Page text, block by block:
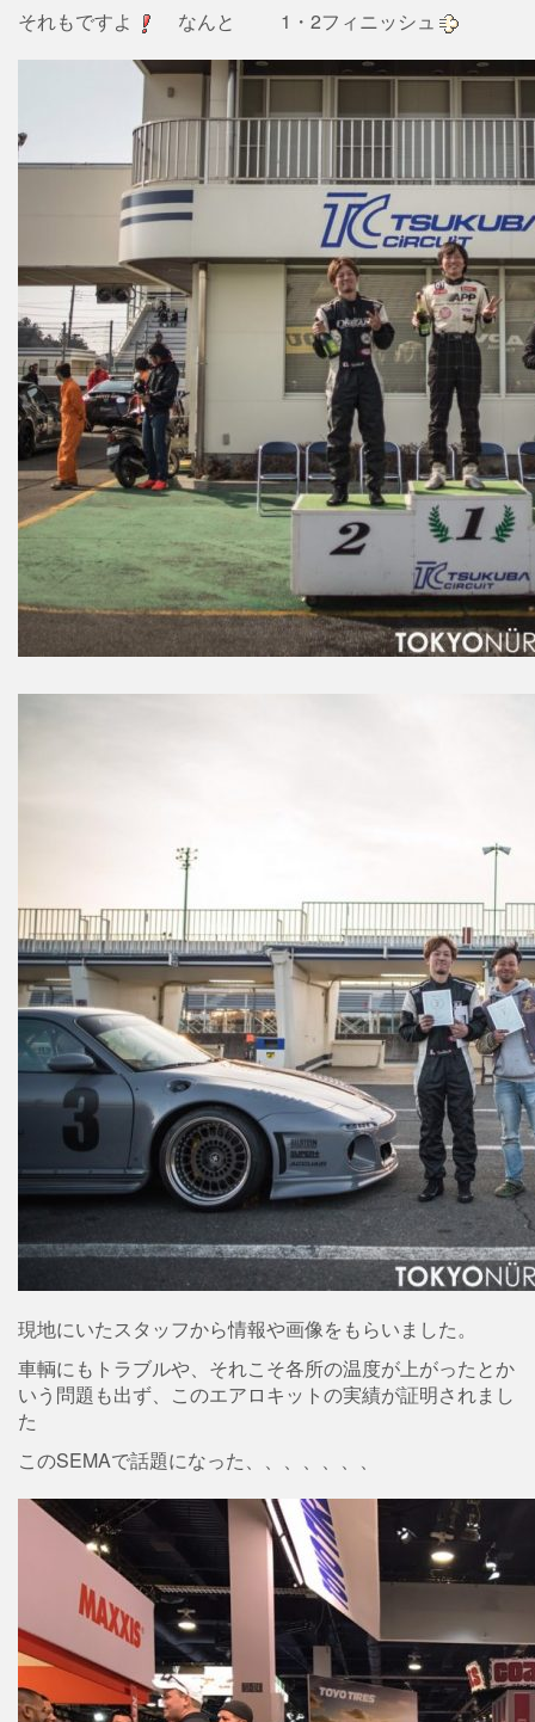
それもですよ なんと 1・2フィニッシュ
現地にいたスタッフから情報や画像をもらいました。
車輌にもトラブルや、それこそ各所の温度が上がったとか
いう問題も出ず、このエアロキットの実績が証明されまし
た
このSEMAで話題になった、、、、、、、